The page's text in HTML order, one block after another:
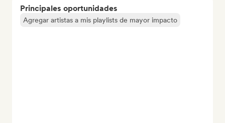
Principales oportunidades
Agregar artistas a mis playlists de mayor impacto